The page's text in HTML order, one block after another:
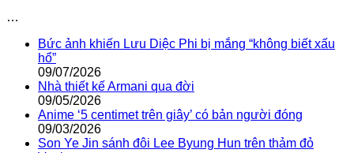
…
Bức ảnh khiến Lưu Diệc Phi bị mắng “không biết xấu
hổ”
09/07/2026
Nhà thiết kế Armani qua đời
09/05/2026
Anime ‘5 centimet trên giây’ có bản người đóng
09/03/2026
Son Ye Jin sánh đôi Lee Byung Hun trên thảm đỏ